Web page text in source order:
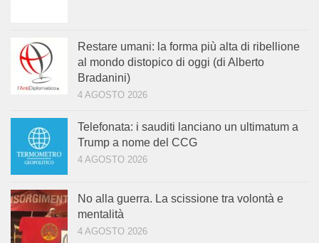
Restare umani: la forma più alta di ribellione
al mondo distopico di oggi (di Alberto
Bradanini)
4 AGOSTO 2026
Telefonata: i sauditi lanciano un ultimatum a
Trump a nome del CCG
4 AGOSTO 2026
No alla guerra. La scissione tra volontà e
mentalità
4 AGOSTO 2026